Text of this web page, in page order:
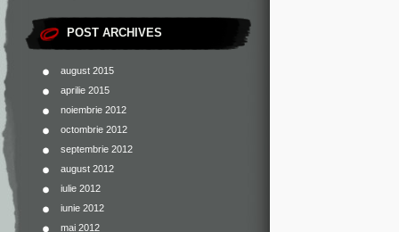
POST ARCHIVES
august 2015
aprilie 2015
noiembrie 2012
octombrie 2012
septembrie 2012
august 2012
iulie 2012
iunie 2012
mai 2012